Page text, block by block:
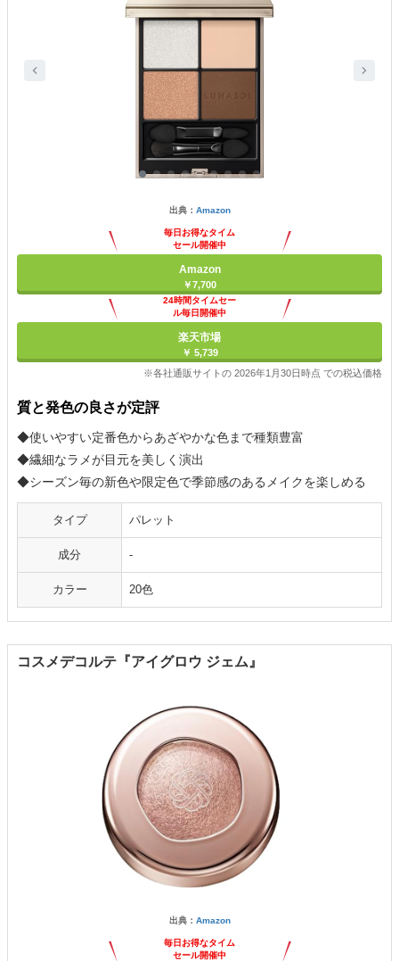
出典： Amazon
毎日お得なタイム
セール開催中
Amazon
￥7,700
24時間タイムセー
ル毎日開催中
楽天市場
￥ 5,739
※各社通販サイトの 2026年1月30日時点 での税込価格
質と発色の良さが定評
◆使いやすい定番色からあざやかな色まで種類豊富
◆繊細なラメが目元を美しく演出
◆シーズン毎の新色や限定色で季節感のあるメイクを楽しめる
タイプ パレット
成分 -
カラー 20色
コスメデコルテ『アイグロウ ジェム』
出典： Amazon
毎日お得なタイム
セール開催中